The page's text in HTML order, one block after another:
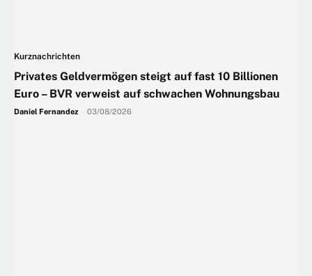
Kurznachrichten
Privates Geldvermögen steigt auf fast 10 Billionen
Euro – BVR verweist auf schwachen Wohnungsbau
Daniel Fernandez 03/08/2026